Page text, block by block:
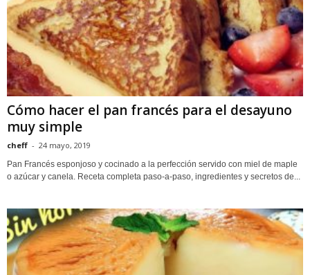
Cómo hacer el pan francés para el desayuno
muy simple
cheff - 24 mayo, 2019
Pan Francés esponjoso y cocinado a la perfección servido con miel de maple
o azúcar y canela. Receta completa paso-a-paso, ingredientes y secretos de...